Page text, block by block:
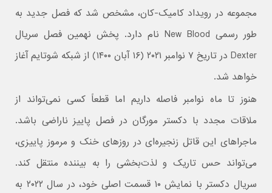
مجموعه در رویداد کامیک-کان، مشخص شد که فصل جدید به
طور رسمی New Blood نام دارد. پخش نهمین فصل سریال
Dexter در تاریخ ۷ نوامبر ۲۰۲۱ (۱۶ آبان ۱۴۰۰) از شبکه شوتایم آغاز
خواهد شد.
هنوز تا ماه نوامبر فاصله داریم اما قطعاً کسی نمی‌تواند از
ملاقات مجدد با دکستر مورگان در فصل پاییز ناراضی باشد.
ماجراهای این قاتل زنجیره‌ای در روزهای خنک و مرموز پاییزی،
می‌تواند حس تاریک و لذت‌بخشی را به بیننده منتقل کند.
سریال دکستر با نمایش ۱۰ قسمت اصلی خود، در سال ۲۰۲۲ به